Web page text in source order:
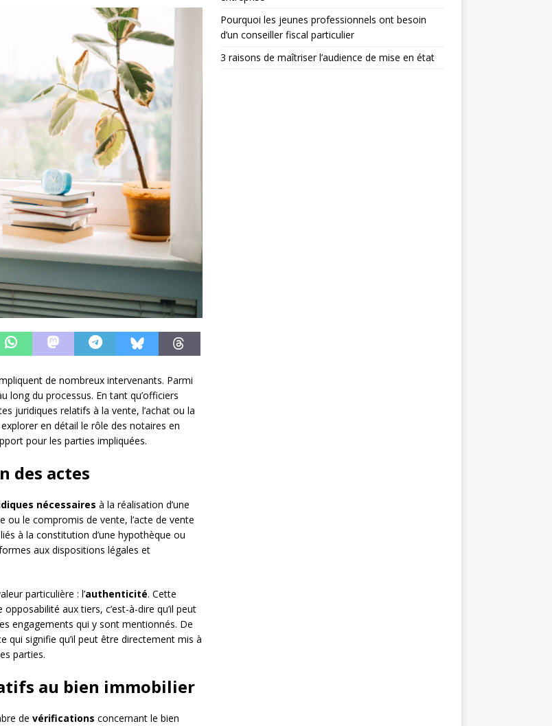
de nombreux intervenants. Parmi
du processus. En tant qu’officiers
juridiques relatifs à la vente, l’achat ou la
en détail le rôle des notaires en
pour les parties impliquées.
des actes
nécessaires à la réalisation d’une
le compromis de vente, l’acte de vente
à la constitution d’une hypothèque ou
aux dispositions légales et
particulière : l’authenticité. Cette
aux tiers, c’est-à-dire qu’il peut
engagements qui y sont mentionnés. De
qui signifie qu’il peut être directement mis à
parties.
au bien immobilier
de vérifications concernant le bien
Pourquoi les jeunes professionnels ont besoin
d’un conseiller fiscal particulier
3 raisons de maîtriser l’audience de mise en état